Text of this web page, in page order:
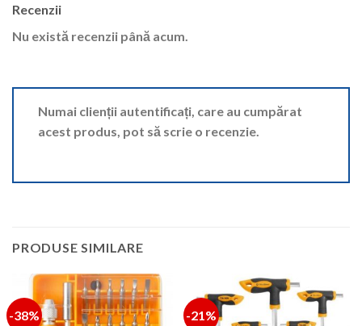
Recenzii
Nu există recenzii până acum.
Numai clienții autentificați, care au cumpărat
acest produs, pot să scrie o recenzie.
PRODUSE SIMILARE
-38% -21%